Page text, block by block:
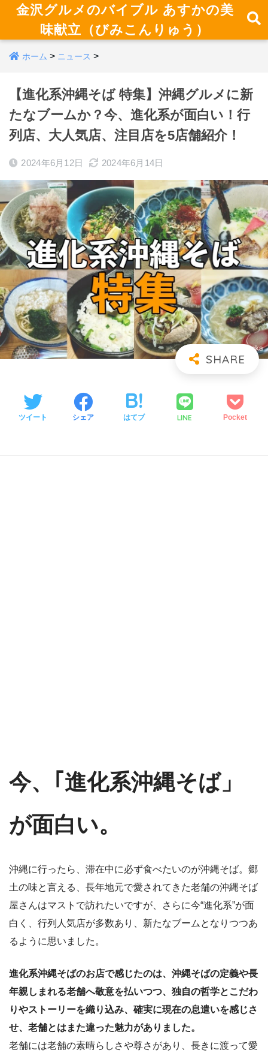
金沢グルメのバイブル あすかの美
味献立（びみこんりゅう）
ホーム > ニュース >
【進化系沖縄そば 特集】沖縄グルメに新
たなブームか？今、進化系が面白い！行
列店、大人気店、注目店を5店舗紹介！
2024年6月12日 2024年6月14日
ツイート シェア はてブ LINE Pocket
今、｢進化系沖縄そば」
が面白い。
沖縄に行ったら、滞在中に必ず食べたいのが沖縄そば。郷
土の味と言える、長年地元で愛されてきた老舗の沖縄そば
屋さんはマストで訪れたいですが、さらに今“進化系”が面
白く、行列人気店が多数あり、新たなブームとなりつつあ
るように思いました。
進化系沖縄そばのお店で感じたのは、沖縄そばの定義や長
年親しまれる老舗へ敬意を払いつつ、独自の哲学とこだわ
りやストーリーを織り込み、確実に現在の息遣いを感じさ
せ、老舗とはまた違った魅力がありました。
老舗には老舗の素晴らしさや尊さがあり、長きに渡って愛